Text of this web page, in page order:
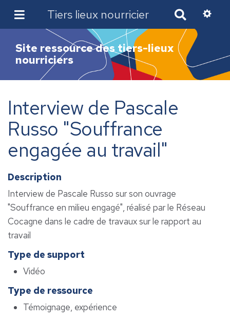
Tiers lieux nourricier
c
h
e
r
c
Site ressource des tiers-lieux
nourriciers
Interview de Pascale
Russo "Souffrance
engagée au travail"
Description
Interview de Pascale Russo sur son ouvrage
"Souffrance en milieu engagé", réalisé par le Réseau
Cocagne dans le cadre de travaux sur le rapport au
travail
Type de support
Vidéo
Type de ressource
Témoignage, expérience